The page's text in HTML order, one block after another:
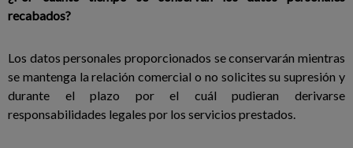
recabados?
Los datos personales proporcionados se conservarán mientras
se mantenga la relación comercial o no solicites su supresión y
durante el plazo por el cuál pudieran derivarse
responsabilidades legales por los servicios prestados.